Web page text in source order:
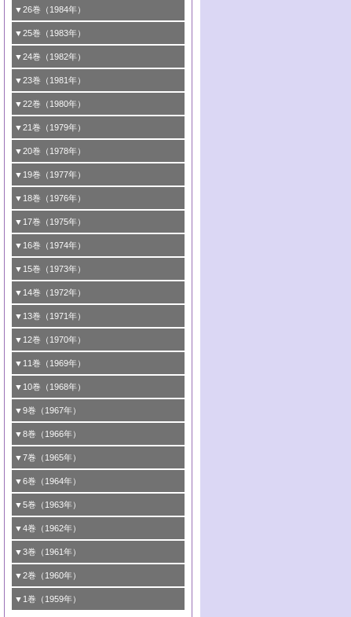
7号 フロン問題と触媒の役割/形にこだわる
触媒性能―外形，細孔構造，表面形状から
触媒・担体を考える
8号 層間はどこまで利用できたか―層状化
合物の機能と特徴
6号 第68回触媒討論会
7号 天然ガス利用と触媒技術
8号 広がるポリマー関連の触媒
5号 生体関連触媒
6号 第66回触媒討論会
7号 実験技術シリーズ
8号 In-situ 測定による触媒表面の微視的構
6号 第64回触媒討論会
7号 《通常号》
8号 環境問題における触媒の役割
4号 センサと触媒
6号 第62回触媒討論会
7号 固体表面の化学設計と機能
8号 触媒学会創立30周年記念 創立30周年
にあたって/触媒学会創立30周年記念 触媒
化学の現状と展望
3号 《通常号》
4号 触媒燃焼
6号 第60回触媒討論会
7号 電極の応用と機能をさぐる
8号 《通常号》
2号 第57回触媒討論会
3号 メタノール利用と触媒
4号 触媒構造の精密制御
6号 第58回触媒討論会
7号 触媒構造の精密制御
8号 触媒構造の精密制御
1号 触媒研究におけるパソコンの利用
2号 第55回触媒討論会
3号 新しい有機合成と触媒
4号 触媒材料としての金属リン酸塩
な分子の活性化 水および低級アルカン
7号 金属微粒子とクラスターの触媒作用
8号 《通常号》
▼26巻（1984年）
1号 触媒のいろいろな応用
2号 第53回触媒討論会
3号 活性点の構造と機能
4号 活性点の構造と機能
6号 固体，錯体および生体触媒による簡単
2 2
▼25巻（1983年）
1号 <<通常号>>
2号 第51回触媒討論会
3号 希土類元素化合物の触媒作用
4号 <<通常号>>
6号 触媒・酵素の特異性とセンサー
▼24巻（1982年）
1号 第49回触媒討論会
2号 <<通常号>>
3号 Rhを越えられるか
4号 第50回触媒討論会
6号 <<通常号>>
▼23巻（1981年）
1号 第47回触媒討論会
2号 工業用触媒の特性と利用
3号 <<通常号>>
4号 第48回触媒討論会
6号 表面測定法の最近の進歩
▼22巻（1980年）
1号 第45回触媒討論会
2号 石炭
3号 資源・エネルギーと触媒
4号 第46回触媒討論会
6号 資源・エネルギーと触媒
▼21巻（1979年）
1号 均一系と不均一系における触媒作用の
2号 均一系と不均一系における触媒作用の
か
3号 均一系と不均一系における触媒作用の
5号 均一系と不均一系における触媒作用の
6号 均一系と不均一系における触媒作用の
関連
▼20巻（1978年）
1号 第42回触媒討論会
2号 触媒利用の新しい展開
3号 新しい担体を求めて/触媒利用の新しい
展開
4号 第43回触媒討論会
5号 <<通常号>>
▼19巻（1977年）
1号 第40回触媒討論会
2号 <<通常号>>
3号 <<通常号>>
4号 第41回触媒討論会
6号 触媒反応の分子レベルでのアプローチ
▼18巻（1976年）
1号 第38回触媒討論会
2号 <<通常号>>
3号 触媒寿命とその予測
4号 第39回触媒討論会
6号 <<通常号>>
▼17巻（1975年）
1号 第36回触媒討論会
2号 固体表面の新しい研究方法
3号 固体表面の新しい研究方法
4号 第37回触媒討論会
の反応性
▼16巻（1974年）
1号 第34回触媒討論会
2号 <<通常号>>
3号 <<通常号>>
4号 第35回触媒討論会
6号 シンポジウムエネルギー・資源・環境
▼15巻（1973年）
1号 第32回触媒討論会
2号 <<通常号>>
3号 触媒反応工学
4号 第33回触媒討論会
6号 環境問題
▼14巻（1972年）
1号 第30回触媒討論会
2号 新しい触媒とプロセス
3号 酵素触媒反応
4号 第31回触媒討論会
6号 <<通常号>>
▼13巻（1971年）
1号 第28回触媒討論会
2号 触媒研究法各論
3号 有機合成における錯体触媒
4号 第29回触媒討論会
6号 有機合成における錯体触媒
▼12巻（1970年）
1号 第26回触媒討論会
2号 触媒研究法
3号 <<通常号>>
4号 第27回触媒討論会
6号 <<通常号>>
▼11巻（1969年）
1号 第24回触媒討論会
2号 <<通常号>>
3号 <<通常号>>
4号 第25回触媒討論会
機構
機構
▼10巻（1968年）
1号 <<通常号>>
2号 <<通常号>>
3号 <<通常号>>
4号 <<通常号>>
6号 第23回触媒討論会
▼9巻（1967年）
1号 <<通常号>>
2号 <<通常号>>
3号 <<通常号>>
4号 <<通常号>>
6号 第21回触媒討論会
▼8巻（1966年）
1号 <<通常号>>
2号 <<通常号>>
3号 第19回触媒討論会
4号 <<通常号>>
▼7巻（1965年）
1号 第16回触媒討論会
2号 <<通常号>>
3号 第17回触媒討論会
4号 <<通常号>>
6号 <<通常号>>
▼6巻（1964年）
1号 第14回触媒討論会
2号 錯体触媒シンポジウム
3号 <<通常号>>
4号 第15回触媒討論会
▼5巻（1963年）
1号 <<通常号>>
2号 <<通常号>>
3号 第13回触媒討論会
4号 <<通常号>>
▼4巻（1962年）
1号 第11回触媒討論会
2号 <<通常号>>
3号 <<通常号>>
▼3巻（1961年）
1号 触媒表面の均一性，不均一性について
2号 第10回触媒討論会
▼2巻（1960年）
1号 <<通常号>>
▼1巻（1959年）